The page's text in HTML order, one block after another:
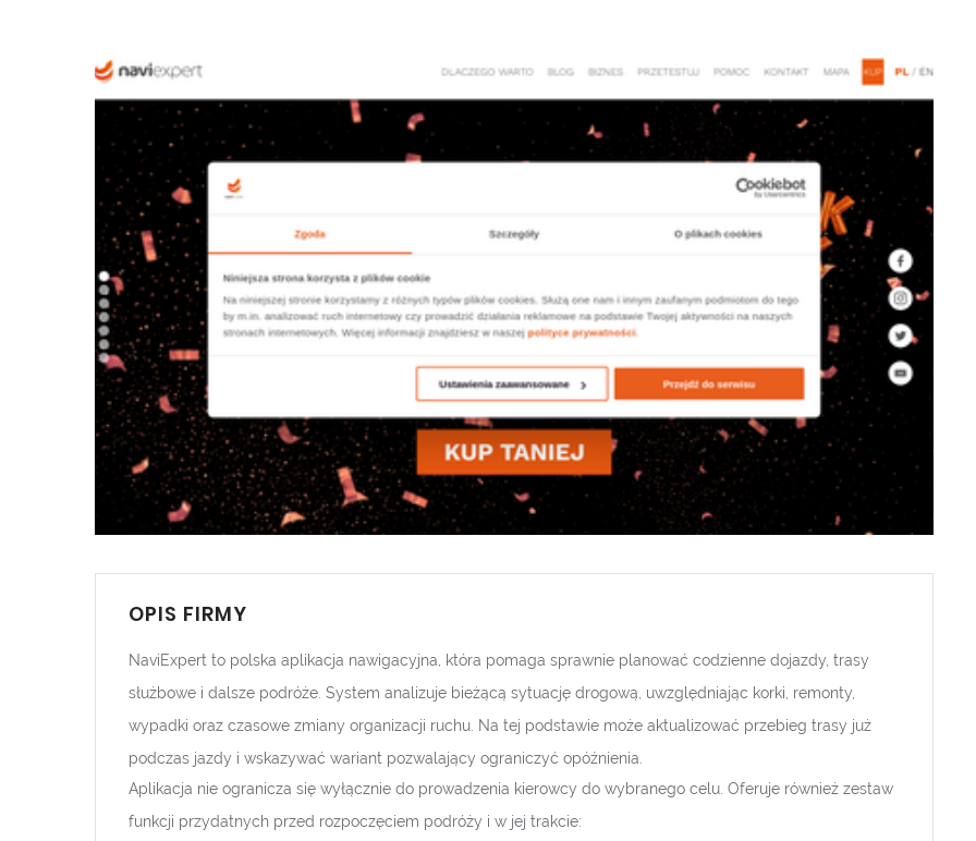
OPIS FIRMY
NaviExpert to polska aplikacja nawigacyjna, która pomaga sprawnie planować codzienne dojazdy, trasy
służbowe i dalsze podróże. System analizuje bieżącą sytuację drogową, uwzględniając korki, remonty,
wypadki oraz czasowe zmiany organizacji ruchu. Na tej podstawie może aktualizować przebieg trasy już
podczas jazdy i wskazywać wariant pozwalający ograniczyć opóźnienia.
Aplikacja nie ogranicza się wyłącznie do prowadzenia kierowcy do wybranego celu. Oferuje również zestaw
funkcji przydatnych przed rozpoczęciem podróży i w jej trakcie: